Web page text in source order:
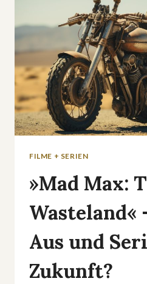
FILME + SERIEN
»Mad Max:
Wasteland«
Aus und
Zukunft?